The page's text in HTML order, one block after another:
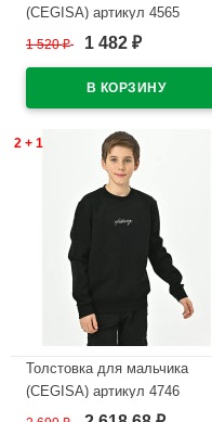
(CEGISA) артикул 4565
размерный ряд 30/116-34/134
1 520₽ 1 482 ₽
2 + 1
Толстовка для мальчика
(CEGISA) артикул 4746
размерный ряд 42/158-46/170